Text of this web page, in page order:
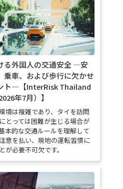
る外国人の交通安全 ―安
乗車、および歩行に欠かせ
ト―【InterRisk Thailand
年7月）】
境は複雑であり、タイを訪問
とっては困難が生じる場合が
本的な交通ルールを理解して
意を払い、現地の運転習慣に
が必要不可欠です。